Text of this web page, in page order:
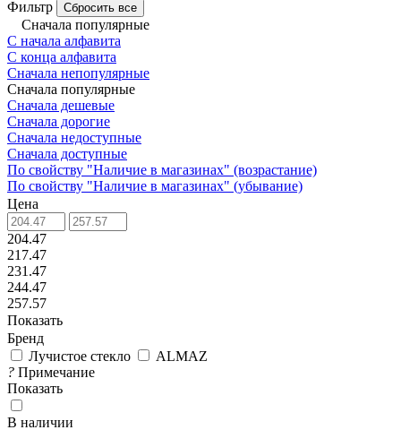
Фильтр Сбросить все
Сначала популярные
С начала алфавита
С конца алфавита
Сначала непопулярные
Сначала популярные
Сначала дешевые
Сначала дорогие
Сначала недоступные
Сначала доступные
По свойству "Наличие в магазинах" (возрастание)
По свойству "Наличие в магазинах" (убывание)
Цена
204.47
217.47
231.47
244.47
257.57
Показать
Бренд
Лучистое стекло
ALMAZ
? Примечание
Показать
В наличии